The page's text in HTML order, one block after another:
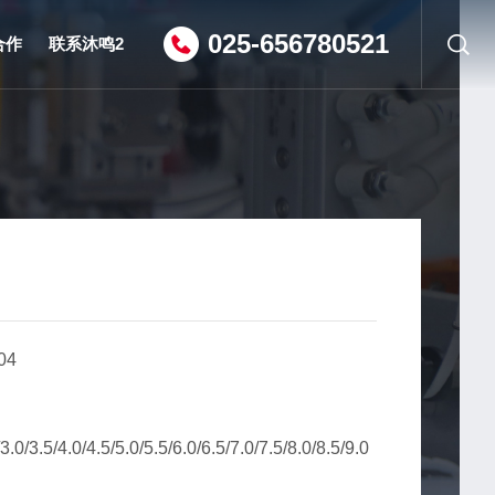
025-656780521
作 联系沐鸣2
3.5/4.0/4.5/5.0/5.5/6.0/6.5/7.0/7.5/8.0/8.5/9.0